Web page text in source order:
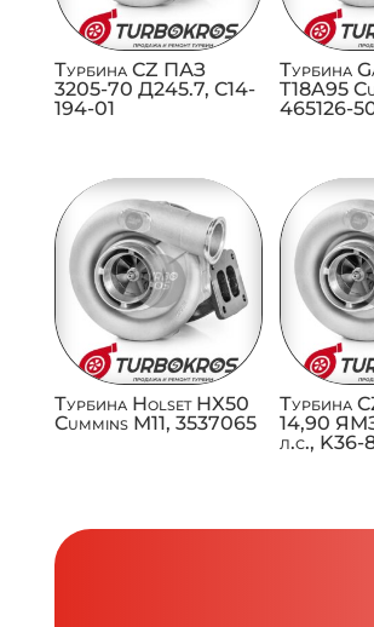
Турбина CZ ПАЗ
3205-70 Д245.7, C14-
194-01
Турбина
T18A95
465126-
Турбина Holset HX50
Cummins M11, 3537065
Турбина
14,90
л.с., K36-